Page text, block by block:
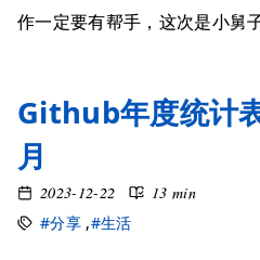
作一定要有帮手，这次是小舅
Github年度统计
月
2023-12-22
13 min
#分享 ,#生活